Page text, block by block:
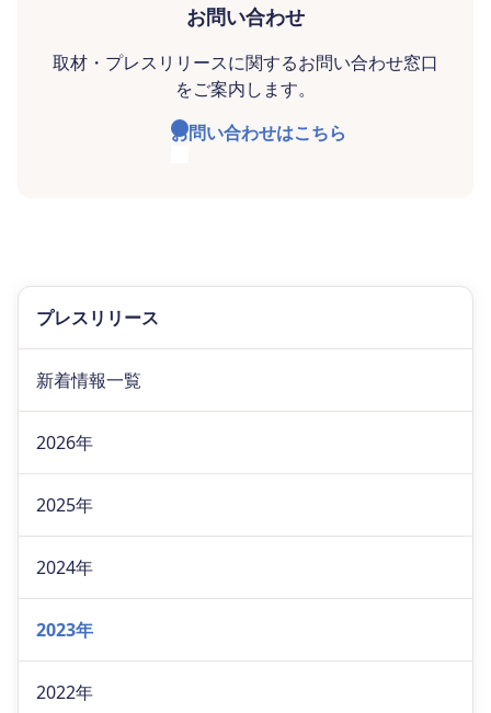
お問い合わせ
取材・プレスリリースに関するお問い合わせ窓口
をご案内します。
お問い合わせはこちら
プレスリリース
新着情報一覧
2026年
2025年
2024年
2023年
2022年